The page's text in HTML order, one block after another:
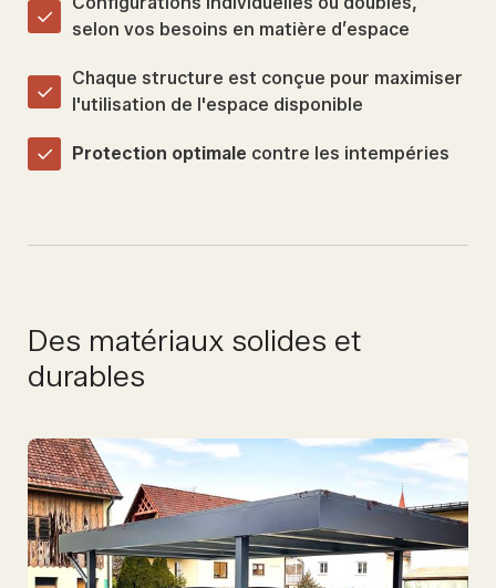
selon vos besoins en matière d’espace
Chaque structure est conçue pour maximiser
l'utilisation de l'espace disponible
Protection optimale contre les intempéries
Des matériaux solides et
durables